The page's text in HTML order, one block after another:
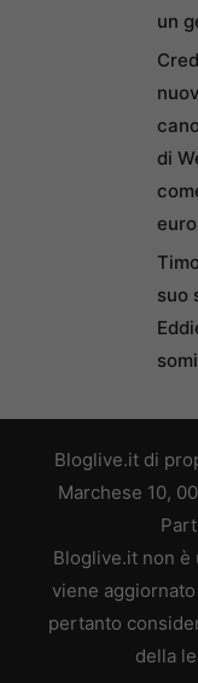
un
di
suo
Bloglive.it di
Marchese 10,
Bloglive.it non è
viene
pertanto
della